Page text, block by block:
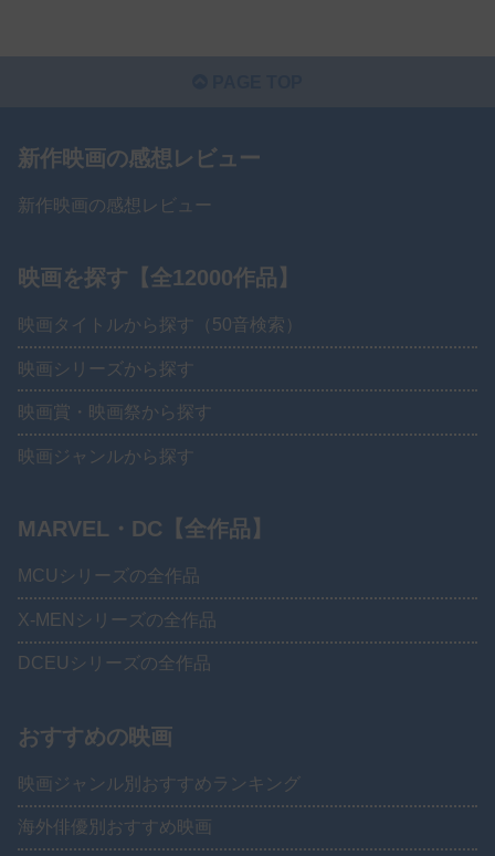
新作映画の感想レビュー
新作映画の感想レビュー
映画を探す【全12000作品】
映画タイトルから探す（50音検索）
映画シリーズから探す
映画賞・映画祭から探す
映画ジャンルから探す
MARVEL・DC【全作品】
MCUシリーズの全作品
X-MENシリーズの全作品
DCEUシリーズの全作品
おすすめの映画
映画ジャンル別おすすめランキング
海外俳優別おすすめ映画